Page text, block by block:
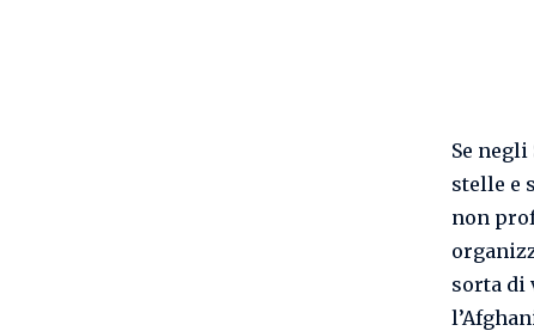
Se negli
stelle e
non
sorta di